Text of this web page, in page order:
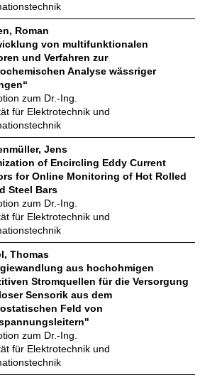
Roman
von multifunktionalen
und Verfahren zur
Analyse wässriger
zum Dr.-Ing.
für Elektrotechnik und
Jens
of Encircling Eddy Current
for Online Monitoring of Hot Rolled
Steel Bars
zum Dr.-Ing.
für Elektrotechnik und
Thomas
aus hochohmigen
Stromquellen für die Versorgung
Sensorik aus dem
Feld von
zum Dr.-Ing.
für Elektrotechnik und